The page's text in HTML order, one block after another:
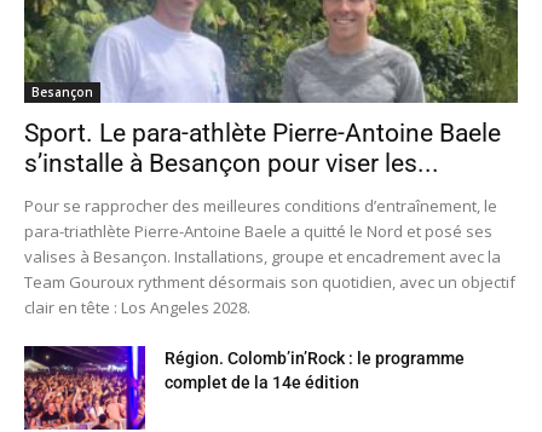
Besançon
Sport. Le para-athlète Pierre-Antoine Baele
s’installe à Besançon pour viser les...
Pour se rapprocher des meilleures conditions d’entraînement, le
para-triathlète Pierre-Antoine Baele a quitté le Nord et posé ses
valises à Besançon. Installations, groupe et encadrement avec la
Team Gouroux rythment désormais son quotidien, avec un objectif
clair en tête : Los Angeles 2028.
Région. Colomb’in’Rock : le programme
complet de la 14e édition